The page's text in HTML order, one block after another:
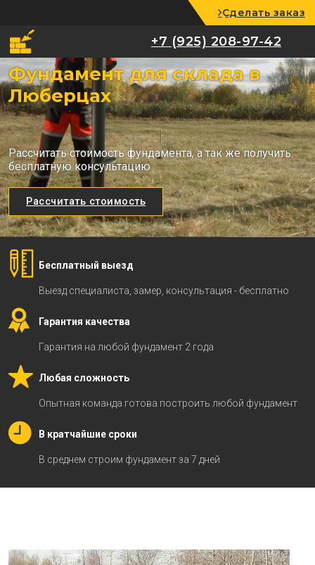
+7 (925) 208-97-42
Сделать заказ
+7 (925) 208-97-42
Фундамент для склада в
Люберцах
Рассчитать стоимость фундамента, а так же получить
бесплатную консультацию
Рассчитать стоимость
Бесплатный выезд
Выезд специалиста, замер, консультация - бесплатно
Гарантия качества
Гарантия на любой фундамент 2 года
Любая сложность
Опытная команда готова построить любой фундамент
В кратчайшие сроки
В среднем строим фундамент за 7 дней